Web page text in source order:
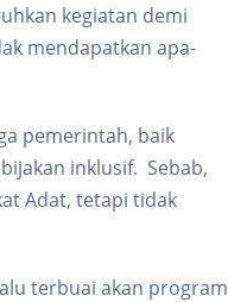
kegiatan demi
mendapatkan apa-
pemerintah, baik
inklusif. Sebab,
Adat, tetapi tidak
terbuai akan program